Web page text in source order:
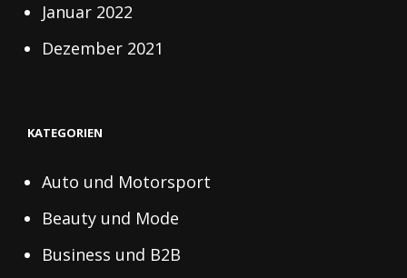
Januar 2022
Dezember 2021
KATEGORIEN
Auto und Motorsport
Beauty und Mode
Business und B2B